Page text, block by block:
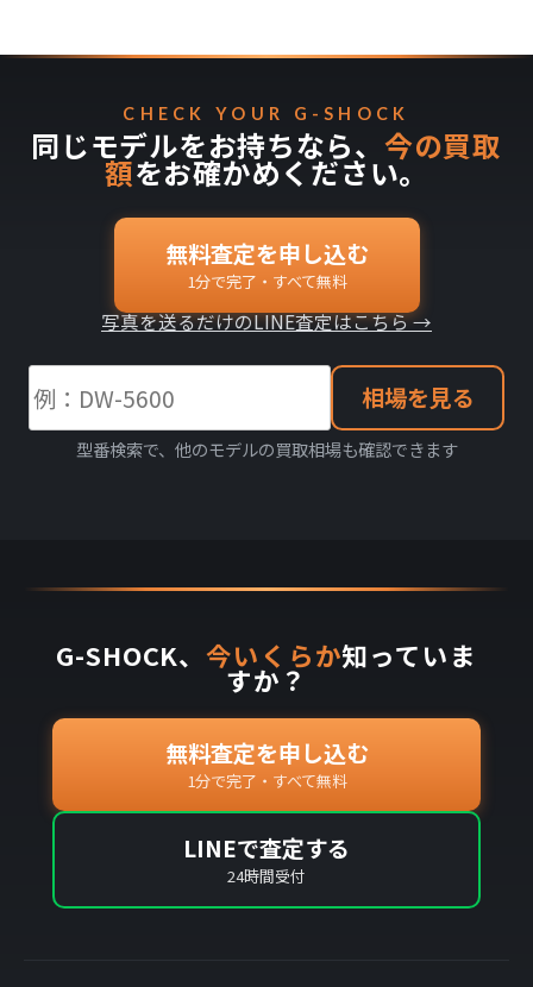
CHECK YOUR G-SHOCK
同じモデルをお持ちなら、 今の買取
額をお確かめください。
無料査定を申し込む
1分で完了・すべて無料
写真を送るだけのLINE査定はこちら →
相場を見る
型番検索で、他のモデルの買取相場も確認できます
G-SHOCK、今いくらか知っていま
すか？
無料査定を申し込む
1分で完了・すべて無料
LINEで査定する
24時間受付